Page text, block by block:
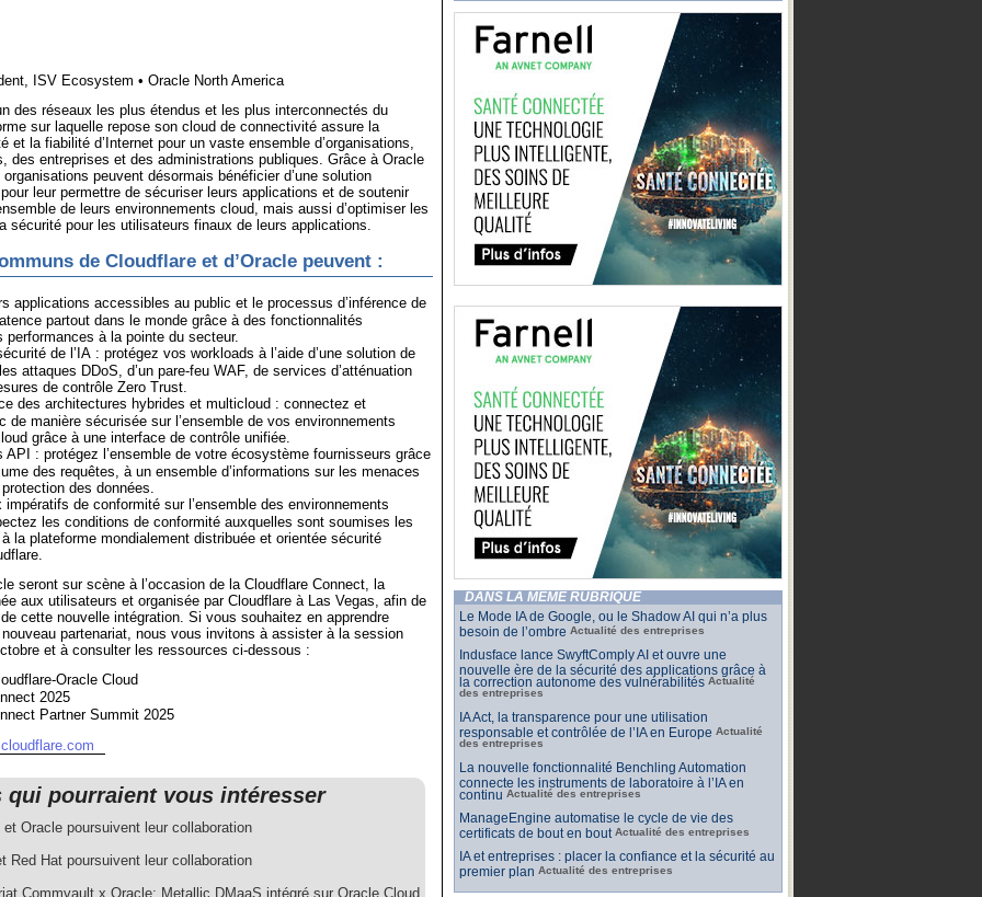
ISV Ecosystem • Oracle North America
des réseaux les plus étendus et les plus interconnectés du
sur laquelle repose son cloud de connectivité assure la
et la fiabilité d’Internet pour un vaste ensemble d’organisations,
des entreprises et des administrations publiques. Grâce à Oracle
peuvent désormais bénéficier d’une solution
leur permettre de sécuriser leurs applications et de soutenir
de leurs environnements cloud, mais aussi d’optimiser les
sécurité pour les utilisateurs finaux de leurs applications.
de Cloudflare et d’Oracle peuvent :
applications accessibles au public et le processus d’inférence de
partout dans le monde grâce à des fonctionnalités
performances à la pointe du secteur.
de l’IA : protégez vos workloads à l’aide d’une solution de
attaques DDoS, d’un pare-feu WAF, de services d’atténuation
de contrôle Zero Trust.
des architectures hybrides et multicloud : connectez et
de manière sécurisée sur l’ensemble de vos environnements
grâce à une interface de contrôle unifiée.
: protégez l’ensemble de votre écosystème fournisseurs grâce
des requêtes, à un ensemble d’informations sur les menaces
des données.
de conformité sur l’ensemble des environnements
les conditions de conformité auxquelles sont soumises les
la plateforme mondialement distribuée et orientée sécurité
seront sur scène à l’occasion de la Cloudflare Connect, la
aux utilisateurs et organisée par Cloudflare à Las Vegas, afin de
cette nouvelle intégration. Si vous souhaitez en apprendre
partenariat, nous vous invitons à assister à la session
et à consulter les ressources ci-dessous :
Oracle Cloud
2025
Partner Summit 2025
qui pourraient vous intéresser
et Oracle poursuivent leur collaboration
Red Hat poursuivent leur collaboration
Commvault x Oracle: Metallic DMaaS intégré sur Oracle Cloud
DANS LA MÊME RUBRIQUE
Le Mode IA de Google, ou le Shadow AI qui n’a plus
besoin de l’ombre Actualité des entreprises
Indusface lance SwyftComply AI et ouvre une
nouvelle ère de la sécurité des applications grâce à
la correction autonome des vulnérabilités Actualité
des entreprises
IA Act, la transparence pour une utilisation
responsable et contrôlée de l’IA en Europe Actualité
des entreprises
La nouvelle fonctionnalité Benchling Automation
connecte les instruments de laboratoire à l’IA en
continu Actualité des entreprises
ManageEngine automatise le cycle de vie des
certificats de bout en bout Actualité des entreprises
IA et entreprises : placer la confiance et la sécurité au
premier plan Actualité des entreprises